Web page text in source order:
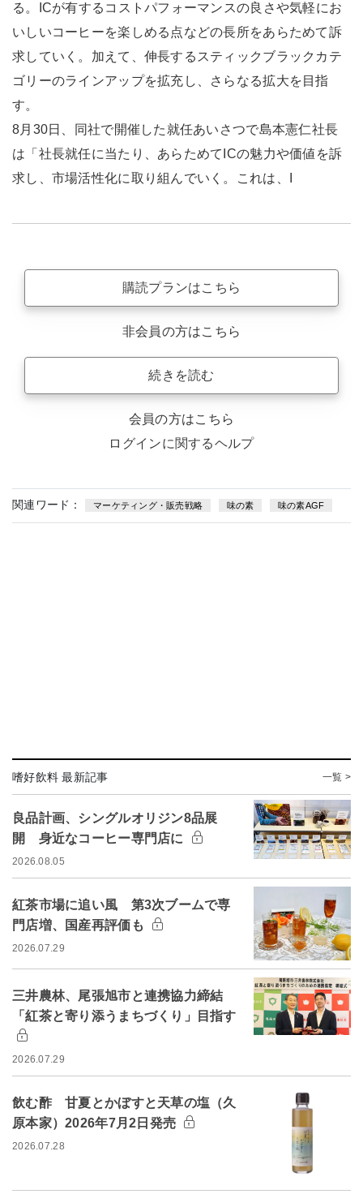
る。ICが有するコストパフォーマンスの良さや気軽にお
いしいコーヒーを楽しめる点などの長所をあらためて訴
求していく。加えて、伸長するスティックブラックカテ
ゴリーのラインアップを拡充し、さらなる拡大を目指
す。
8月30日、同社で開催した就任あいさつで島本憲仁社長
は「社長就任に当たり、あらためてICの魅力や価値を訴
求し、市場活性化に取り組んでいく。これは、I
購読プランはこちら
非会員の方はこちら
続きを読む
会員の方はこちら
ログインに関するヘルプ
関連ワード： マーケティング・販売戦略 味の素 味の素AGF
嗜好飲料 最新記事 一覧 >
良品計画、シングルオリジン8品展
開 身近なコーヒー専門店に
2026.08.05
紅茶市場に追い風 第3次ブームで専
門店増、国産再評価も
2026.07.29
三井農林、尾張旭市と連携協力締結
「紅茶と寄り添うまちづくり」目指す
2026.07.29
飲む酢 甘夏とかぼすと天草の塩（久
原本家）2026年7月2日発売
2026.07.28